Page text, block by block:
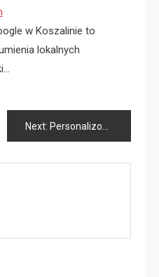
w Koszalinie to
lokalnych
Next: Personalizowane prezenty dla męża